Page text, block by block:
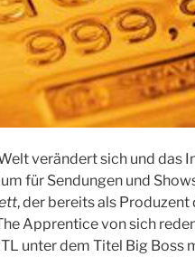
verändert sich und das
für Sendungen und
, der bereits als
Apprentice von sich
unter dem Titel Big Boss